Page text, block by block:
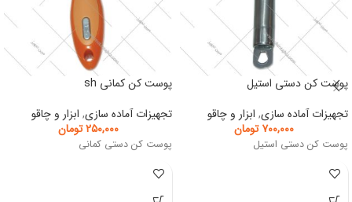
پوست کن دستی استیل
تجهیزات آماده سازی, ابزار و چاقو
۷۰۰,۰۰۰ تومان
پوست کن دستی استیل
پوست کن کمانی sh
تجهیزات آماده سازی, ابزار و چاقو
۲۵۰,۰۰۰ تومان
پوست کن دستی کمانی